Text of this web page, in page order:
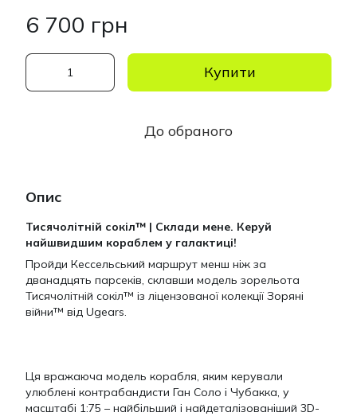
6 700 грн
Купити
До обраного
Опис
Тисячолітній сокіл™ | Склади мене. Керуй
найшвидшим кораблем у галактиці!
Пройди Кессельський маршрут менш ніж за
дванадцять парсеків, склавши модель зорельота
Тисячолітній сокіл™ із ліцензованої колекції Зоряні
війни™ від Ugears.
Ця вражаюча модель корабля, яким керували
улюблені контрабандисти Ган Соло і Чубакка, у
масштабі 1:75 – найбільший і найдеталізованіший 3D-